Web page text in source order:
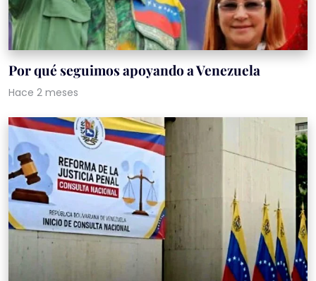
Por qué seguimos apoyando a Venezuela
Hace 2 meses